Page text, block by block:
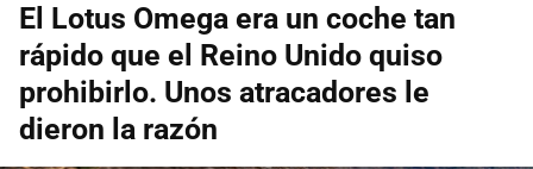
El Lotus Omega era un coche tan
rápido que el Reino Unido quiso
prohibirlo. Unos atracadores le
dieron la razón